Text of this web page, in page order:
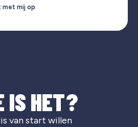
met mij op
IS HET?
van start willen